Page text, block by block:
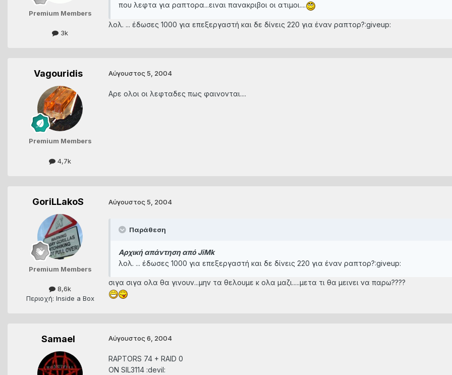
Premium Members
3k
που λεφτα για ραπτορα...ειναι πανακριβοι οι ατιμοι....
λολ. ... έδωσες 1000 για επεξεργαστή και δε δίνεις 220 για έναν ραπτορ?:giveup:
Vagouridis
Premium Members
4,7k
Αύγουστος 5, 2004
Αρε ολοι οι λεφταδες πως φαινονται....
GoriLLakoS
Premium Members
8,6k
Περιοχή: Inside a Box
Αύγουστος 5, 2004
Παράθεση
Αρχική απάντηση από JiMk
λολ. ... έδωσες 1000 για επεξεργαστή και δε δίνεις 220 για έναν ραπτορ?:giveup:
σιγα σιγα ολα θα γινουν...μην τα θελουμε κ ολα μαζι.....μετα τι θα μεινει να παρω????
Samael Αύγουστος 6, 2004
RAPTORS 74 + RAID 0
ON SIL3114 :devil: